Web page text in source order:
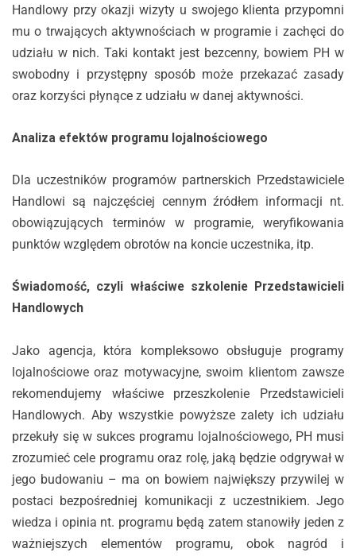
Handlowy przy okazji wizyty u swojego klienta przypomni
mu o trwających aktywnościach w programie i zachęci do
udziału w nich. Taki kontakt jest bezcenny, bowiem PH w
swobodny i przystępny sposób może przekazać zasady
oraz korzyści płynące z udziału w danej aktywności.
Analiza efektów programu lojalnościowego
Dla uczestników programów partnerskich Przedstawiciele
Handlowi są najczęściej cennym źródłem informacji nt.
obowiązujących terminów w programie, weryfikowania
punktów względem obrotów na koncie uczestnika, itp.
Świadomość, czyli właściwe szkolenie Przedstawicieli
Handlowych
Jako agencja, która kompleksowo obsługuje programy
lojalnościowe oraz motywacyjne, swoim klientom zawsze
rekomendujemy właściwe przeszkolenie Przedstawicieli
Handlowych. Aby wszystkie powyższe zalety ich udziału
przekuły się w sukces programu lojalnościowego, PH musi
zrozumieć cele programu oraz rolę, jaką będzie odgrywał w
jego budowaniu – ma on bowiem największy przywilej w
postaci bezpośredniej komunikacji z uczestnikiem. Jego
wiedza i opinia nt. programu będą zatem stanowiły jeden z
ważniejszych elementów programu, obok nagród i